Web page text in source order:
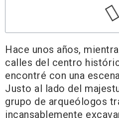
Hace unos años,
calles del centro
encontré con una
Justo al lado del
grupo de arqueólogos
incansablemente